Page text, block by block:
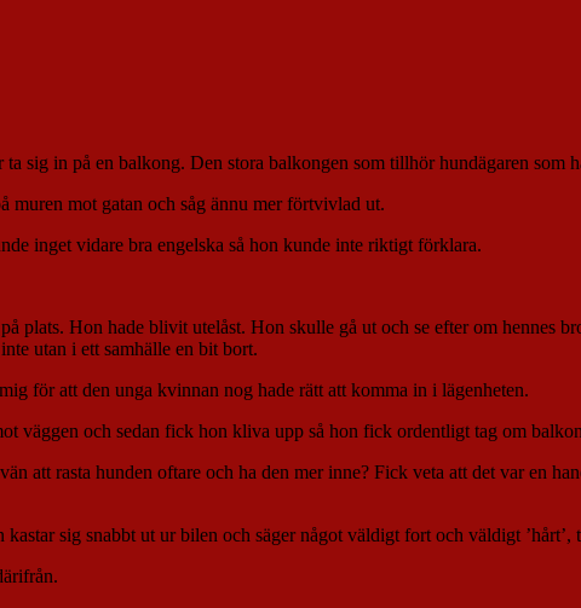
sig in på en balkong. Den stora balkongen som tillhör hundägaren som
mot gatan och såg ännu mer förtvivlad ut.
inget vidare bra engelska så hon kunde inte riktigt förklara.
plats. Hon hade blivit utelåst. Hon skulle gå ut och se efter om hennes
utan i ett samhälle en bit bort.
för att den unga kvinnan nog hade rätt att komma in i lägenheten.
väggen och sedan fick hon kliva upp så hon fick ordentligt tag om
att rasta hunden oftare och ha den mer inne? Fick veta att det var en
sig snabbt ut ur bilen och säger något väldigt fort och väldigt